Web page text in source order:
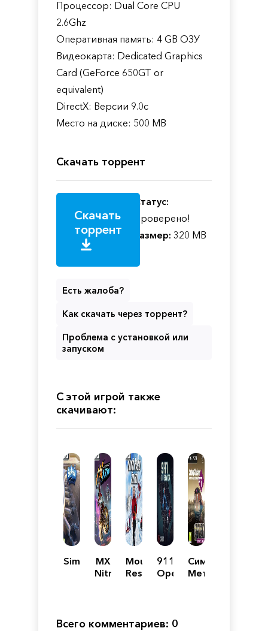
Процессор: Dual Core CPU
2.6Ghz
Оперативная память: 4 GB ОЗУ
Видеокарта: Dedicated Graphics
Card (GeForce 650GT or
equivalent)
DirectX: Версии 9.0c
Место на диске: 500 MB
Скачать торрент
Скачать
торрент
Статус:
Проверено!
Размер: 320 MB
Есть жалоба?
Как скачать через торрент?
Проблема с установкой или
запуском
С этой игрой также
скачивают:
SimAirport
MX
Nitro:
Mountain
Rescue
911
Operator
Симулятор
Метро
Всего комментариев: 0